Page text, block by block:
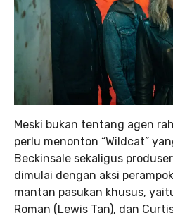
Meski bukan tentang agen
perlu menonton “Wildcat”
Beckinsale sekaligus
dimulai dengan aksi
mantan pasukan khusus,
Roman (Lewis Tan), dan